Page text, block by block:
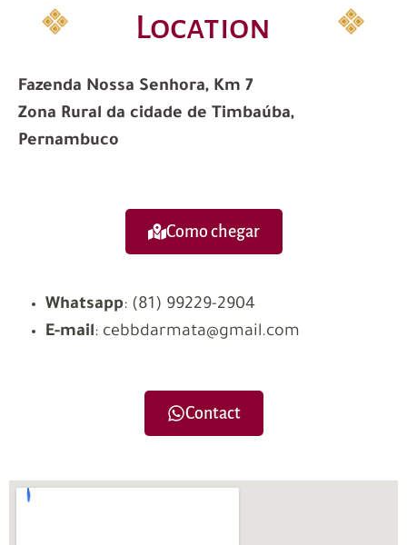
Location
Fazenda Nossa Senhora, Km 7
Zona Rural da cidade de Timbaúba,
Pernambuco
Como chegar
Whatsapp: (81) 99229-2904
E-mail: cebbdarmata@gmail.com
Contact